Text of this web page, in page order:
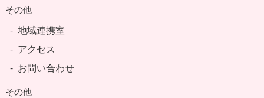
その他
地域連携室
アクセス
お問い合わせ
その他